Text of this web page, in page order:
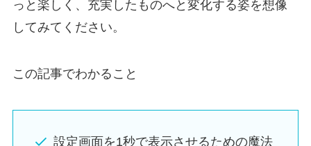
っと楽しく、充実したものへと変化する姿を想像
してみてください。
この記事でわかること
設定画面を1秒で表示させるための魔法